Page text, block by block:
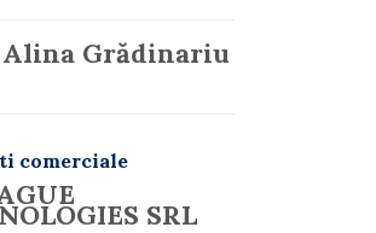
Alina Grădinariu
comerciale
SRL